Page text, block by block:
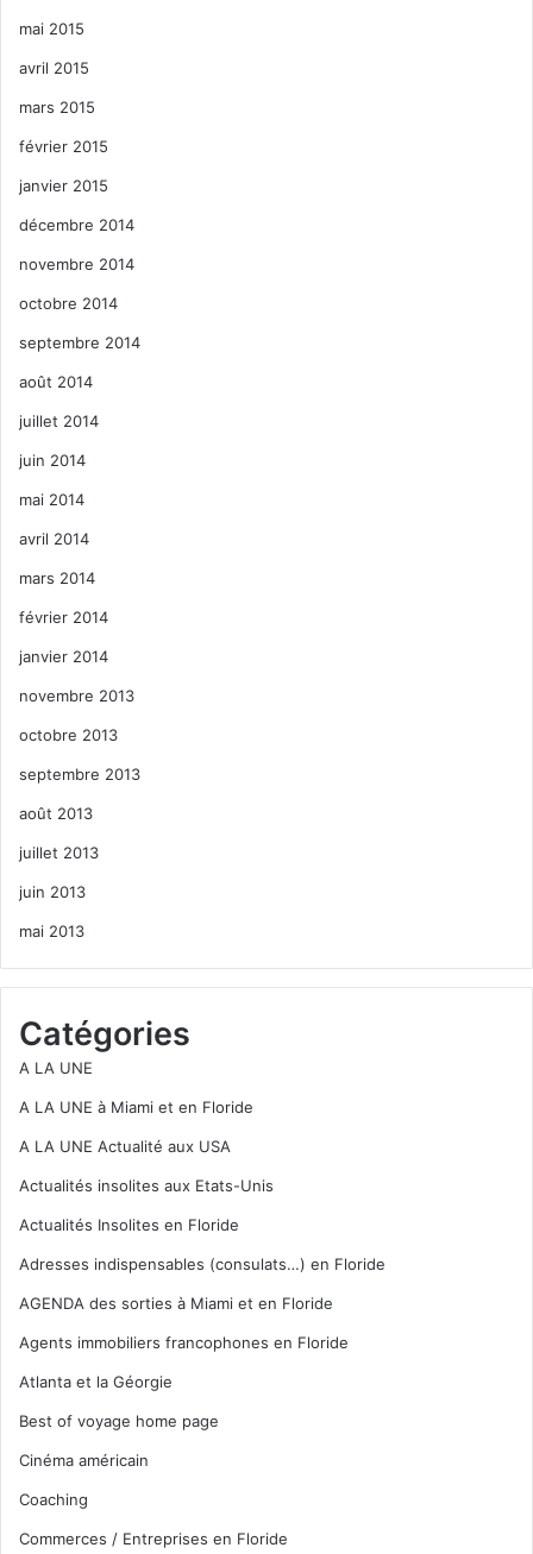
mai 2015
avril 2015
mars 2015
février 2015
janvier 2015
décembre 2014
novembre 2014
octobre 2014
septembre 2014
août 2014
juillet 2014
juin 2014
mai 2014
avril 2014
mars 2014
février 2014
janvier 2014
novembre 2013
octobre 2013
septembre 2013
août 2013
juillet 2013
juin 2013
mai 2013
Catégories
A LA UNE
A LA UNE à Miami et en Floride
A LA UNE Actualité aux USA
Actualités insolites aux Etats-Unis
Actualités Insolites en Floride
Adresses indispensables (consulats…) en Floride
AGENDA des sorties à Miami et en Floride
Agents immobiliers francophones en Floride
Atlanta et la Géorgie
Best of voyage home page
Cinéma américain
Coaching
Commerces / Entreprises en Floride